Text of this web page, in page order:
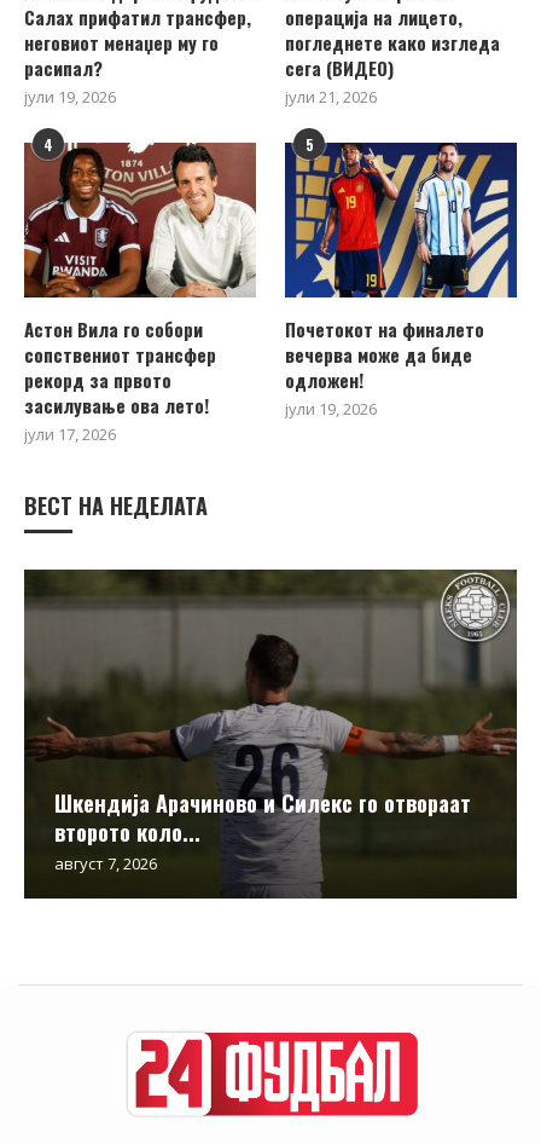
Салах прифатил трансфер,
неговиот менаџер му го
расипал?
јули 19, 2026
операција на лицето,
погледнете како изгледа
сега (ВИДЕО)
јули 21, 2026
4
Астон Вила го собори
сопствениот трансфер
рекорд за првото
засилување ова лето!
јули 17, 2026
5
Почетокот на финалето
вечерва може да биде
одложен!
јули 19, 2026
ВЕСТ НА НЕДЕЛАТА
Шкендија Арачиново и Силекс го отвораат
второто коло...
август 7, 2026